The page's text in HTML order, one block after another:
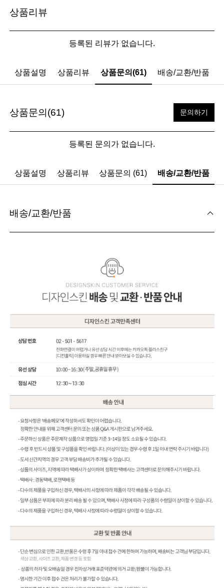
상품리뷰
등록된 리뷰가 없습니다.
상품설명 상품리뷰 상품문의(61) 배송/교환/반품
상품문의(61) 문의하기
등록된 문의가 없습니다.
상품설명 상품리뷰 상품문의 (61) 배송/교환/반품
배송/교환/반품